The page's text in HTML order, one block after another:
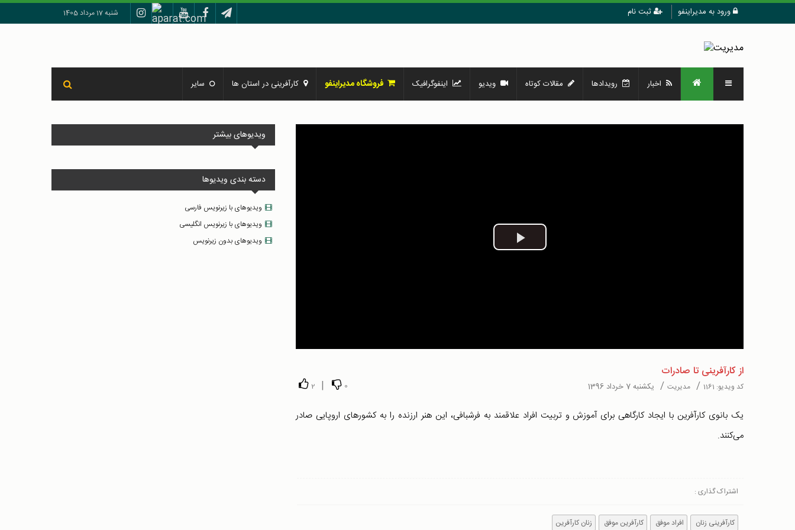
ورود به مدیراینفو ثبت نام شنبه 17 مرداد 1405
اخبار رویدادها مقالات کوتاه ویدیو اینفوگرافیک فروشگاه مدیراینفو کارآفرینی در استان ها سایر
Play
0
|
2
از کارآفرینی تا صادرات
کد ویدیو: 1161
/ مدیریت / یکشنبه 7 خرداد 1396
یک بانوی کارآفرین با ایجاد کارگاهی برای آموزش و تربیت افراد علاقمند به فرشبافی، این هنر ارزنده را به کشورهای اروپایی صادر
می‌کنند.
اشتراک گذاری :
کارآفرینی زنان افراد موفق کارآفرین موفق زنان کارآفرین
ویدیوهای بیشتر
دسته بندی ویدیوها
ویدیوهای با زیرنویس فارسی
ویدیوهای با زیرنویس انگلیسی
ویدیوهای بدون زیرنویس